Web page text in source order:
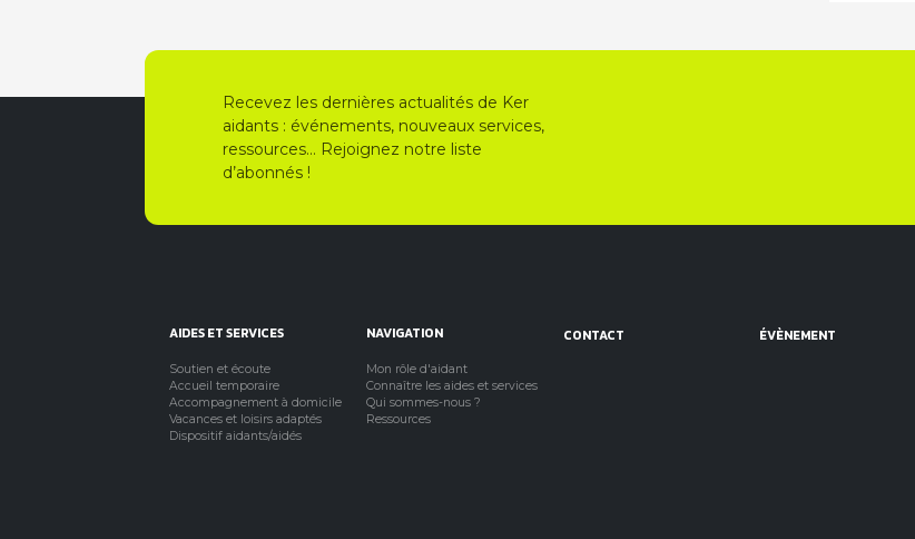
Recevez les dernières actualités de Ker
aidants : événements, nouveaux services,
ressources… Rejoignez notre liste
d’abonnés !
AIDES ET SERVICES
Soutien et écoute
Accueil temporaire
Accompagnement à domicile
Vacances et loisirs adaptés
Dispositif aidants/aidés
NAVIGATION
Mon rôle d'aidant
Connaître les aides et services
Qui sommes-nous ?
Ressources
CONTACT ÉVÈNEMENT